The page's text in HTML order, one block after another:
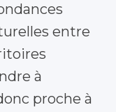
entre
à
proche à